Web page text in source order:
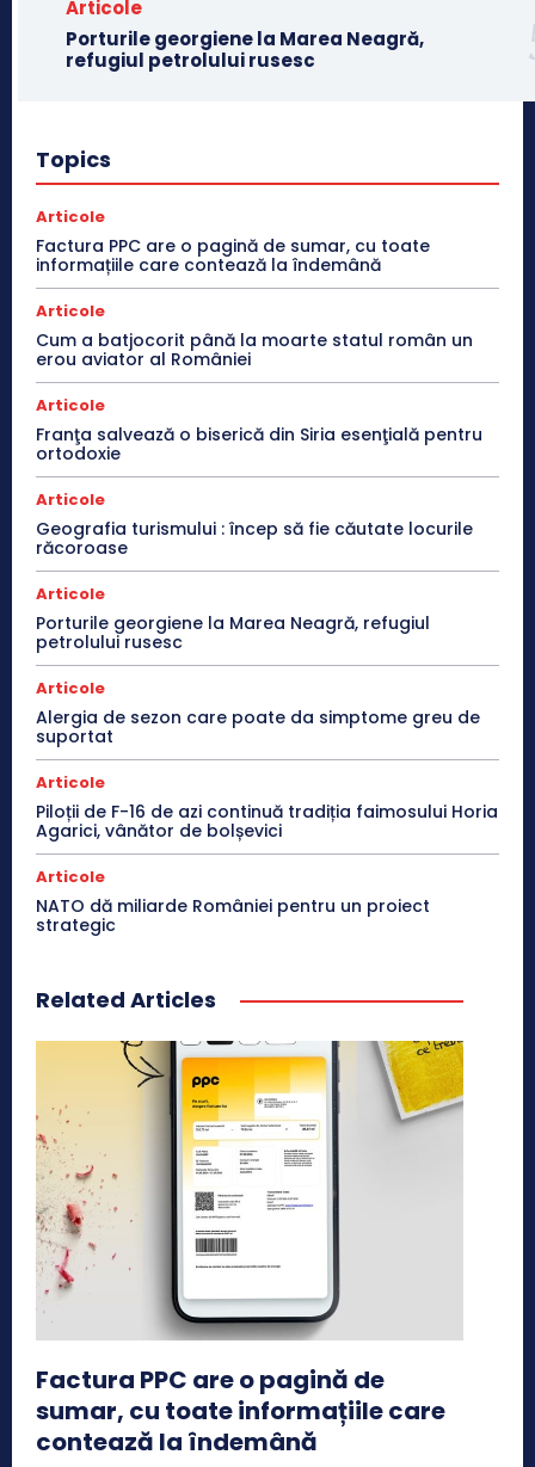
Articole
Porturile georgiene la Marea Neagră,
refugiul petrolului rusesc
Topics
Articole
Factura PPC are o pagină de sumar, cu toate
informațiile care contează la îndemână
Articole
Cum a batjocorit până la moarte statul român un
erou aviator al României
Articole
Franţa salvează o biserică din Siria esenţială pentru
ortodoxie
Articole
Geografia turismului : încep să fie căutate locurile
răcoroase
Articole
Porturile georgiene la Marea Neagră, refugiul
petrolului rusesc
Articole
Alergia de sezon care poate da simptome greu de
suportat
Articole
Piloții de F-16 de azi continuă tradiția faimosului Horia
Agarici, vânător de bolșevici
Articole
NATO dă miliarde României pentru un proiect
strategic
Related Articles
Factura PPC are o pagină de
sumar, cu toate informațiile care
contează la îndemână